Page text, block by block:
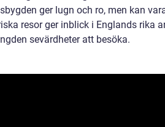
ger lugn och ro, men kan
resor ger inblick i Englands rika
sevärdheter att besöka.